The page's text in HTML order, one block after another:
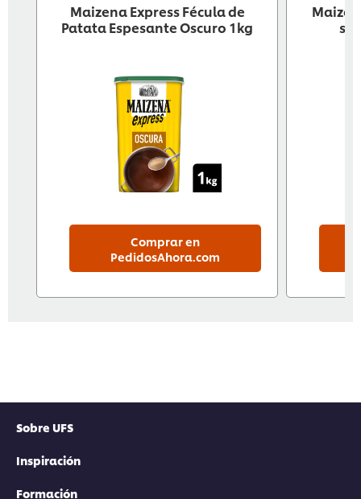
Maizena Express Fécula de
Patata Espesante Oscuro 1kg
Comprar en
PedidosAhora.com
Sobre UFS
Inspiración
Formación